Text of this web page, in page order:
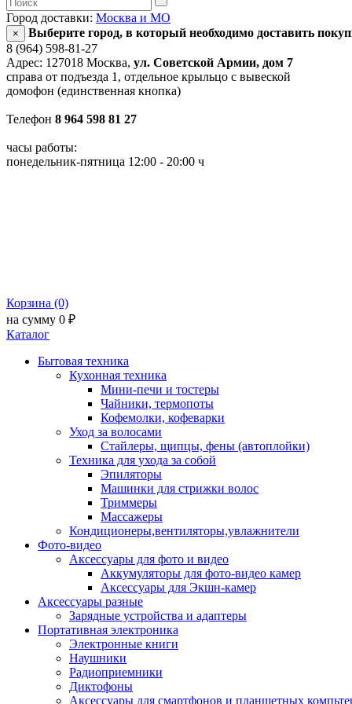
Город доставки: Москва и МО
×
Выберите город, в который необходимо доставить
8 (964) 598-81-27
Адрес: 127018 Москва, ул. Советской Армии, дом 7
справа от подъезда 1, отдельное крыльцо с вывеской
домофон (единственная кнопка)
Телефон 8 964 598 81 27
часы работы:
понедельник-пятница 12:00 - 20:00 ч
Корзина (0)
на сумму 0 ₽
Каталог
Бытовая техника
Кухонная техника
Мини-печи и тостеры
Чайники, термопоты
Кофемолки, кофеварки
Уход за волосами
Стайлеры, щипцы, фены (автоплойки)
Техника для ухода за собой
Эпиляторы
Машинки для стрижки волос
Триммеры
Массажеры
Кондиционеры,вентиляторы,увлажнители
Фото-видео
Аксессуары для фото и видео
Аккумуляторы для фото-видео камер
Аксессуары для Экшн-камер
Аксессуары разные
Зарядные устройства и адаптеры
Портативная электроника
Электронные книги
Наушники
Радиоприемники
Диктофоны
Аксессуары для смартфонов и планшетных